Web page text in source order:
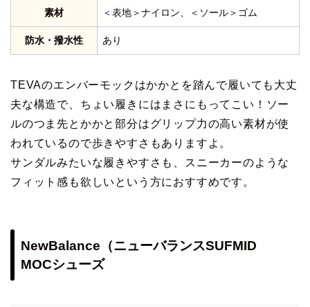
素材 ＜表地＞ナイロン、＜ソール＞ゴム
防水・撥水性 あり
TEVAのエンバーモックはかかとを踏んで履いても大丈
夫な構造で、ちょい履きにはまさにもってこい！ソー
ルのつま先とかかと部分はグリップ力の高い素材が使
われているので歩きやすさもありますよ。
サンダルみたいな履きやすさも、スニーカーのような
フィット感も欲しいという方におすすめです。
NewBalance（ニューバランスSUFMID
MOCシューズ